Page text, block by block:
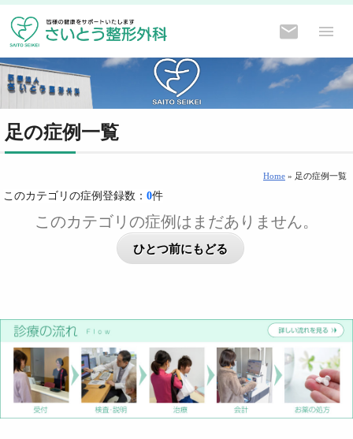
足の症例一覧
Home » 足の症例一覧
このカテゴリの症例登録数： 0件
このカテゴリの症例はまだありません。